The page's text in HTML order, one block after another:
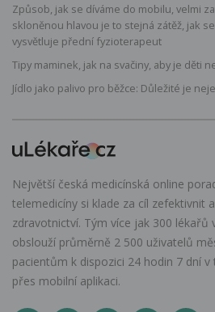
Způsob, jak se díváme do mobilu, velmi
skloněnou hlavou je to stejná zátěž, jak
vysvětluje přední fyzioterapeut
Tipy maminek, jak na svačiny, aby je děti
Jídlo jako palivo pro běžce: Důležité je
Největší česká medicínská online
telemedicíny si klade za cíl zefektivnit
zdravotnictví. Tým více jak 300 lékařů
obslouží průměrně 2 500 uživatelů
pacientům k dispozici 24 hodin 7 dní
přes mobilní aplikaci.